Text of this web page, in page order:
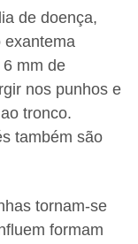
de doença,
exantema
mm de
nos punhos e
tronco.
também são
tornam-se
formam